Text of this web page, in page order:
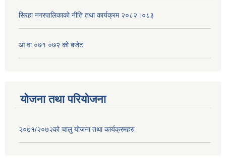
सिरहा नगरपालिकाको नीति तथा कार्यक्रम २०८२।०८३
आ.वा.०७१ ०७२ को बजेट
योजना तथा परियोजना
२०७१/२०७२को चालु योजना तथा कार्यक्रमहरु